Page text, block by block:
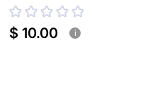
$ 10.00 i